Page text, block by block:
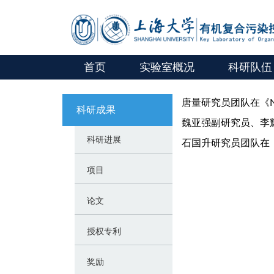
首页 实验室概况 科研队伍
科研成果
科研进展
项目
论文
授权专利
奖励
唐量研究员团队在
魏亚强副研究员、李
石国升研究员团队在